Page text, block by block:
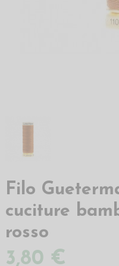
Filo
cuciture
rosso
3,80 €